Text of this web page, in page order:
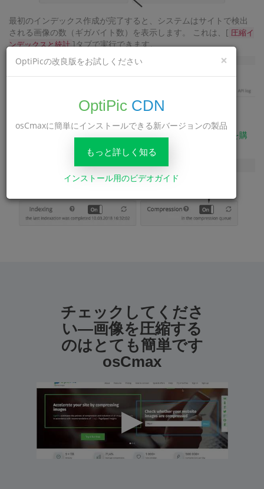
最初のインデックス作成が完了すると、システムはサイトで検出
される画像の数（ギガバイト数）を表示します。 これは、[ 圧縮イ
ンデックスと統計 ]タブで実行できます。
今あなたのサイトに画像の数があるとき -必要なパッケージを購
し、サイト設定で圧縮を開始します。
チェックしてくださ
い—画像を圧縮する
のはとても簡単です
osCmax
×
OptiPicの改良版をお試しください
OptiPic CDN
osCmaxに簡単にインストールできる新バージョンの製品
もっと詳しく知る
インストール用のビデオガイド